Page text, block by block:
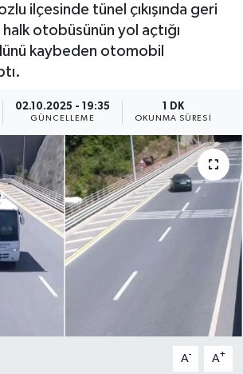
ilçesinde tünel çıkışında geri
otobüsünün yol açtığı
kaybeden otomobil
02.10.2025 - 19:35
GÜNCELLEME
1 DK
OKUNMA SÜRESI
A- A+
Haberleri